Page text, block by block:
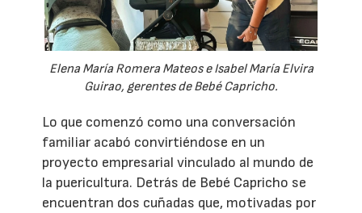
Elena María Romera Mateos e Isabel María Elvira
Guirao, gerentes de Bebé Capricho.
Lo que comenzó como una conversación
familiar acabó convirtiéndose en un
proyecto empresarial vinculado al mundo de
la puericultura. Detrás de Bebé Capricho se
encuentran dos cuñadas que, motivadas por